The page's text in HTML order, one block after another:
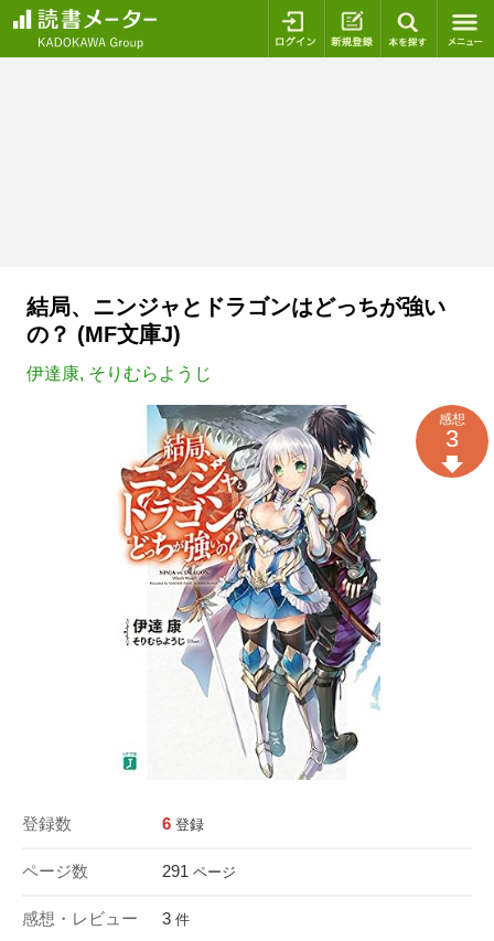
ログイン 新規登録
結局、ニンジャとドラゴンはどっちが強い
の？ (MF文庫J)
伊達康, そりむらようじ
登録数 6 登録
ページ数 291 ページ
感想・レビュー 3 件
感想
3